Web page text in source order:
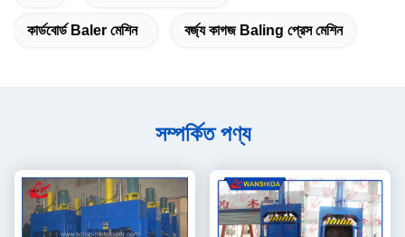
কার্ডবোর্ড Baler মেশিন বর্জ্য কাগজ Baling প্রেস মেশিন
সম্পর্কিত পণ্য